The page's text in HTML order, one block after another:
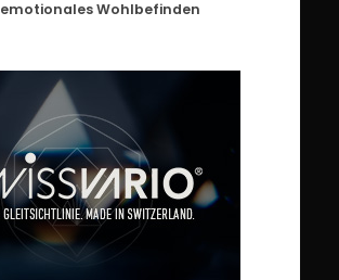
emotionales Wohlbefinden